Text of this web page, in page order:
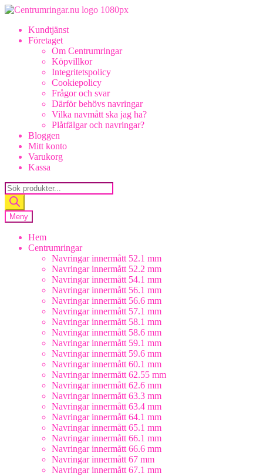
Hoppa
navigering
Hoppa
innehållKundtjänst
Företaget
Om Centrumringar
Köpvillkor
Integritetspolicy
Cookiepolicy
Frågor och svar
Därför behövs navringar
Vilka navmått ska jag ha?
Plåtfälgar och navringar?
Bloggen
Mitt konto
Varukorg
Kassa
Products
search
Meny
Hem
Centrumringar
Navringar innermått 52.1 mm
Navringar innermått 52.2 mm
Navringar innermått 54.1 mm
Navringar innermått 56.1 mm
Navringar innermått 56.6 mm
Navringar innermått 57.1 mm
Navringar innermått 58.1 mm
Navringar innermått 58.6 mm
Navringar innermått 59.1 mm
Navringar innermått 59.6 mm
Navringar innermått 60.1 mm
Navringar innermått 62.55 mm
Navringar innermått 62.6 mm
Navringar innermått 63.3 mm
Navringar innermått 63.4 mm
Navringar innermått 64.1 mm
Navringar innermått 65.1 mm
Navringar innermått 66.1 mm
Navringar innermått 66.6 mm
Navringar innermått 67 mm
Navringar innermått 67.1 mm